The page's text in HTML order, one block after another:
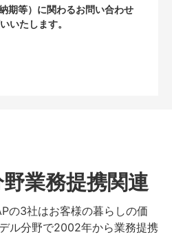
期等）に関わるお問い合わせ
いたします。
業務提携関連
の3社はお客様の暮らしの価
ル分野で2002年から業務提携